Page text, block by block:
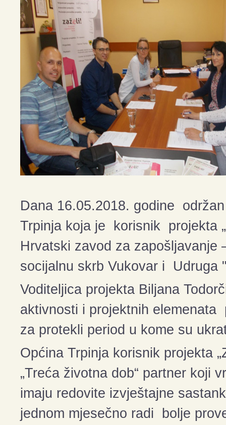
Dana 16.05.2018. godine
Trpinja koja je korisnik projekta
Hrvatski zavod za zapošljavanje
socijalnu skrb Vukovar i Udruga
Voditeljica projekta Biljana
aktivnosti i projektnih elemenata
za protekli period u kome su
Općina Trpinja korisnik projekta
„Treća životna dob“ partner koji
imaju redovite izvještajne
jednom mjesečno radi bolje